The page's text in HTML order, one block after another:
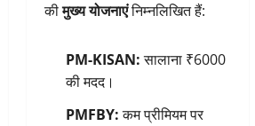
कीमुख्य योजनाएंनिम्नलिखित हैं:
PM-KISAN:सालाना ₹6000
की मदद।
PMFBY:कम प्रीमियम पर